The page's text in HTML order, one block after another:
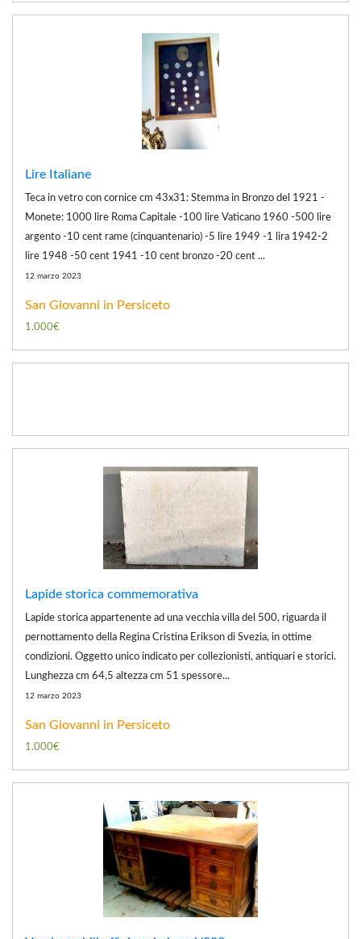
Lire Italiane
Teca in vetro con cornice cm 43x31: Stemma in Bronzo del 1921 -
Monete: 1000 lire Roma Capitale -100 lire Vaticano 1960 -500 lire
argento -10 cent rame (cinquantenario) -5 lire 1949 -1 lira 1942-2
lire 1948 -50 cent 1941 -10 cent bronzo -20 cent ...
12 marzo 2023
San Giovanni in Persiceto
1.000€
Lapide storica commemorativa
Lapide storica appartenente ad una vecchia villa del 500, riguarda il
pernottamento della Regina Cristina Erikson di Svezia, in ottime
condizioni. Oggetto unico indicato per collezionisti, antiquari e storici.
Lunghezza cm 64,5 altezza cm 51 spessore...
12 marzo 2023
San Giovanni in Persiceto
1.000€